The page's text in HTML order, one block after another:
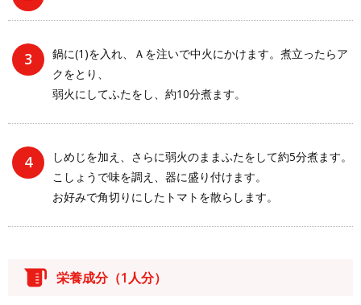
鍋に(1)を入れ、Ａを注いで中火にかけます。煮立ったらア
クをとり、
弱火にしてふたをし、約10分煮ます。
しめじを加え、さらに弱火のままふたをして約5分煮ます。
こしょうで味を調え、器に盛り付けます。
お好みで角切りにしたトマトを散らします。
栄養成分（1人分）